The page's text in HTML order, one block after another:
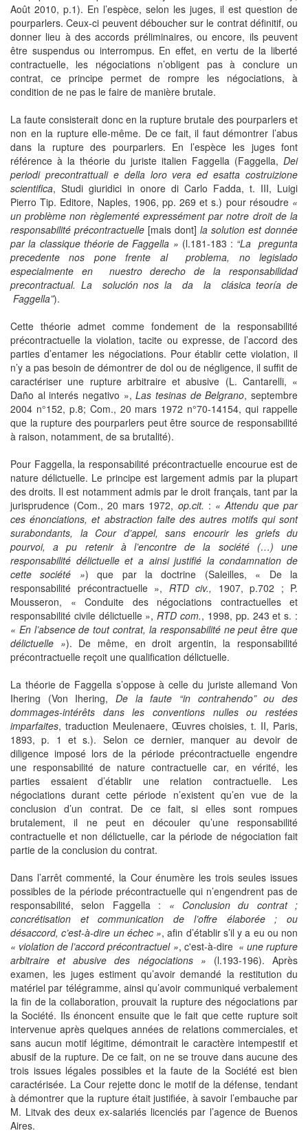
Août 2010, p.1). En l’espèce, selon les juges, il est question de
pourparlers. Ceux-ci peuvent déboucher sur le contrat définitif, ou
donner lieu à des accords préliminaires, ou encore, ils peuvent
être suspendus ou interrompus. En effet, en vertu de la liberté
contractuelle, les négociations n’obligent pas à conclure un
contrat, ce principe permet de rompre les négociations, à
condition de ne pas le faire de manière brutale.
La faute consisterait donc en la rupture brutale des pourparlers et
non en la rupture elle-même. De ce fait, il faut démontrer l’abus
dans la rupture des pourparlers. En l’espèce les juges font
référence à la théorie du juriste italien Faggella (Faggella, Dei
periodi precontrattuali e della loro vera ed esatta costruizione
scientifica, Studi giuridici in onore di Carlo Fadda, t. III, Luigi
Pierro Tip. Editore, Naples, 1906, pp. 269 et s.) pour résoudre «
un problème non règlementé expressément par notre droit de la
responsabilité précontractuelle [mais dont] la solution est donnée
par la classique théorie de Faggella » (l.181-183 : “La pregunta
precedente nos pone frente al problema, no legislado
especialmente en nuestro derecho de la responsabilidad
precontractual. La solución nos la da la clásica teoría de
Faggella”).
Cette théorie admet comme fondement de la responsabilité
précontractuelle la violation, tacite ou expresse, de l’accord des
parties d’entamer les négociations. Pour établir cette violation, il
n’y a pas besoin de démontrer de dol ou de négligence, il suffit de
caractériser une rupture arbitraire et abusive (L. Cantarelli, «
Daño al interés negativo »,Las tesinas de Belgrano, septembre
2004 n°152, p.8; Com., 20 mars 1972 n°70-14154, qui rappelle
que la rupture des pourparlers peut être source de responsabilité
à raison, notamment, de sa brutalité).
Pour Faggella, la responsabilité précontractuelle encourue est de
nature délictuelle. Le principe est largement admis par la plupart
des droits. Il est notamment admis par le droit français, tant par la
jurisprudence (Com., 20 mars 1972, op.cit. : « Attendu que par
ces énonciations, et abstraction faite des autres motifs qui sont
surabondants, la Cour d’appel, sans encourir les griefs du
pourvoi, a pu retenir à l’encontre de la société (…) une
responsabilité délictuelle et a ainsi justifié la condamnation de
cette société ») que par la doctrine (Saleilles, « De la
responsabilité précontractuelle », RTD civ., 1907, p.702 ; P.
Mousseron, « Conduite des négociations contractuelles et
responsabilité civile délictuelle »,RTD com., 1998, pp. 243 et s. :
« En l’absence de tout contrat, la responsabilité ne peut être que
délictuelle »). De même, en droit argentin, la responsabilité
précontractuelle reçoit une qualification délictuelle.
La théorie de Faggella s’oppose à celle du juriste allemand Von
Ihering (Von Ihering, De la faute “in contrahendo” ou des
dommages-intérêts dans les conventions nulles ou restées
imparfaites, traduction Meulenaere, Œuvres choisies, t. II, Paris,
1893, p. 1 et s.). Selon ce dernier, manquer au devoir de
diligence imposé lors de la période précontractuelle engendre
une responsabilité de nature contractuelle car, en vérité, les
parties essaient d’établir une relation contractuelle. Les
négociations durant cette période n’existent qu’en vue de la
conclusion d’un contrat. De ce fait, si elles sont rompues
brutalement, il ne peut en découler qu’une responsabilité
contractuelle et non délictuelle, car la période de négociation fait
partie de la conclusion du contrat.
Dans l’arrêt commenté, la Cour énumère les trois seules issues
possibles de la période précontractuelle qui n’engendrent pas de
responsabilité, selon Faggella : « Conclusion du contrat ;
concrétisation et communication de l’offre élaborée ; ou
désaccord, c’est-à-dire un échec », afin d’établir s’il y a eu ou non
« violation de l’accord précontractuel », c'est-à-dire « une rupture
arbitraire et abusive des négociations » (l.193-196). Après
examen, les juges estiment qu’avoir demandé la restitution du
matériel par télégramme, ainsi qu’avoir communiqué verbalement
la fin de la collaboration, prouvait la rupture des négociations par
la Société. Ils énoncent ensuite que le fait que cette rupture soit
intervenue après quelques années de relations commerciales, et
sans aucun motif légitime, démontrait le caractère intempestif et
abusif de la rupture. De ce fait, on ne se trouve dans aucune des
trois issues légales possibles et la faute de la Société est bien
caractérisée. La Cour rejette donc le motif de la défense, tendant
à démontrer que la rupture était justifiée, à savoir l’embauche par
M. Litvak des deux ex-salariés licenciés par l’agence de Buenos
Aires.